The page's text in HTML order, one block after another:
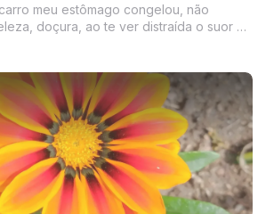
meu estômago congelou, não
doçura, ao te ver distraída o suor de